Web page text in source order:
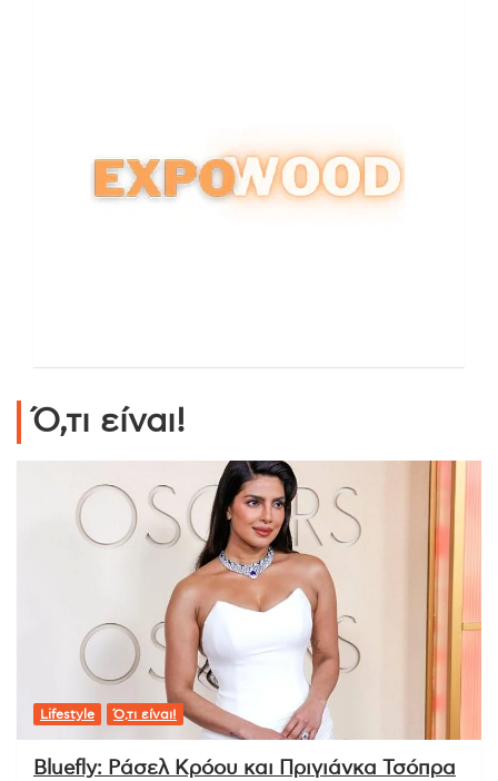
Ό,τι είναι!
Lifestyle Ό,τι είναι!
Bluefly: Ράσελ Κρόου και Πριγιάνκα Τσόπρα